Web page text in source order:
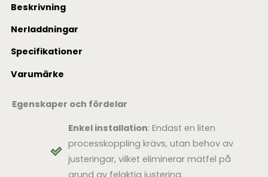
Beskrivning
Nerladdningar
Specifikationer
Varumärke
Egenskaper och fördelar
Enkel installation: Endast en liten
processkoppling krävs, utan behov av
justeringar, vilket eliminerar mätfel på
grund av felaktig justering.